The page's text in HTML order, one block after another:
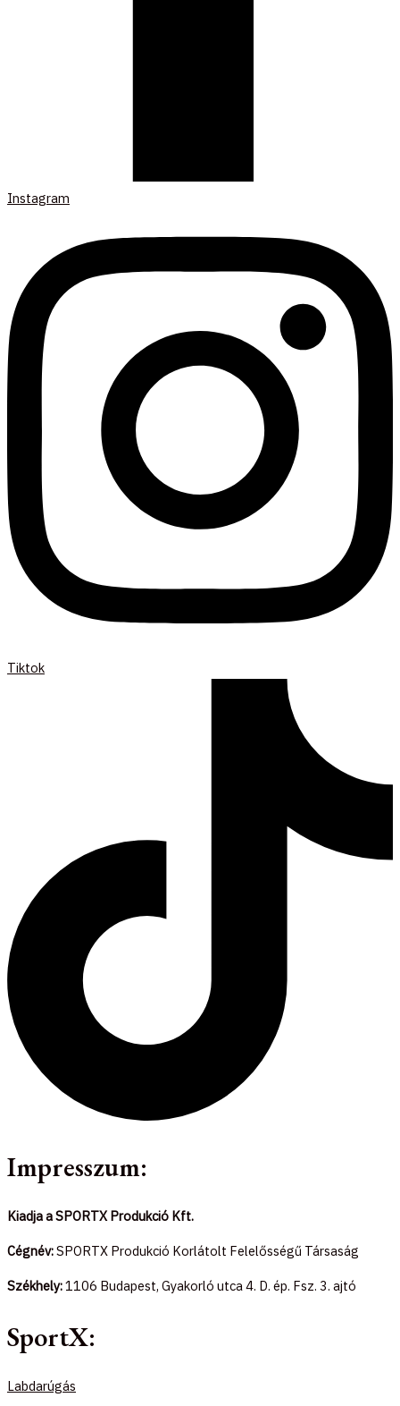
Instagram
Tiktok
Impresszum:
Kiadja a SPORTX Produkció Kft.
Cégnév:SPORTX Produkció Korlátolt Felelősségű Társaság
Székhely:1106 Budapest, Gyakorló utca 4. D. ép. Fsz. 3. ajtó
SportX:
Labdarúgás